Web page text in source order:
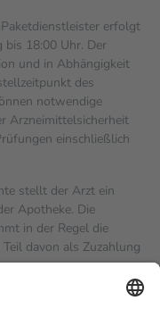
erfolgt
bis 18:00 Uhr. Der
und in Abhängigkeit
des
notwendige
Arzneimittelsicherheit
einschließlich
stellt der Arzt ein
Apotheke. Die
in der Regel die
davon als Zuzahlung
in Höhe von zehn